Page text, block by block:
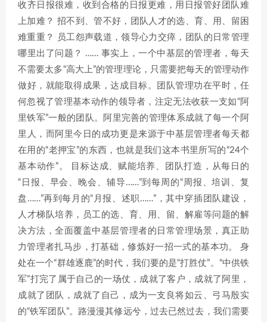
收齐日报很难，收到合格的日报更难，用日报管好团队难
上加难？ 招不到、管不好，团队人才的选、育、用、留困
难重重？ 员工怨声载道，领导心力交瘁，团队的日常管理
哪里出了问题？ …… 事实上，一个中基层的管理者，每天
不需要太多“高大上”的管理理论，只需要把每天的管理动作
做好，就能取得成果，达成目标。团队管理功在平时，任
何忽视了管理基本动作的领导者，注定无法收获一支如“阿
里铁军”一般的团队。阿里完善的管理体系成就了每一个阿
里人，而阿里今日的成功更是来源于中基层管理者每天都
在用的“老押宝”的东西，也就是我们这本书里所写的“24个
基本动作”。 目标达成、赋能培养、团队打造，从每日的
“日报、早会、晚会、辅导……”到每周的“周报、培训、复
盘……”再到每月的“月报、述职……”，其中穿插团队建设，
人才梯队培养，员工的选、育、用、留、解雇等问题的解
决方法，全面覆盖中基层管理者的日常管理场景，真正助
力管理者扎马步，打基础，修炼好一招一式的基本功。 身
处在一个“群雄逐鹿”的时代，我们要的是“打胜仗”。“中供铁
军”打完了属于自己的一场仗，成就了客户，成就了阿里，
成就了团队，成就了自己，成为一支良将如云、弓马殷实
的“铁军团队”。路漫漫其修远兮，过去已然过去，我们需要